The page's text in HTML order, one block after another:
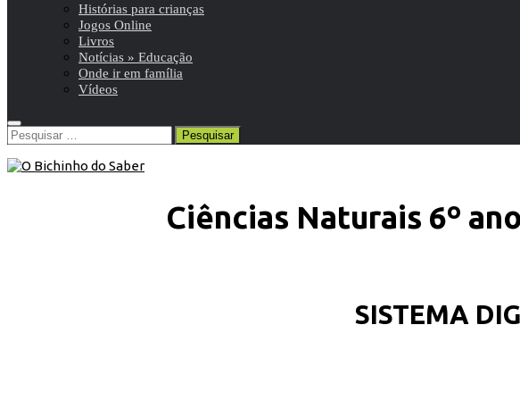
Histórias para crianças
Jogos Online
Livros
Notícias » Educação
Onde ir em família
Vídeos
Pesquisar
por:
Ciências Naturais 6º
SISTEMA